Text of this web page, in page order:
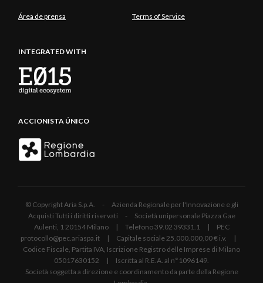
Área de prensa Terms of Service
INTEGRATED WITH
ACCIONISTA ÚNICO
© Copyright Aria S.p.A. - Azienda Regionale per l'Innovazione e gli
Acquisti Tutti i diritti riservati - Società unipersonale Piazza Gae
Aulenti, 1 20154 Milano | Telefono 39.02 39331.1 | PEC
protocollo@pec.ariaspa.it | Capitale sociale 25.000.000,00 € i.v. |
Codice Fiscale, Partita IVA, Iscrizione Registro delle Imprese di Milano
05017630152 | Iscritta al R.E.A. al n°1096149.
Società soggetta a direzione e coordinamento da parte della Regione